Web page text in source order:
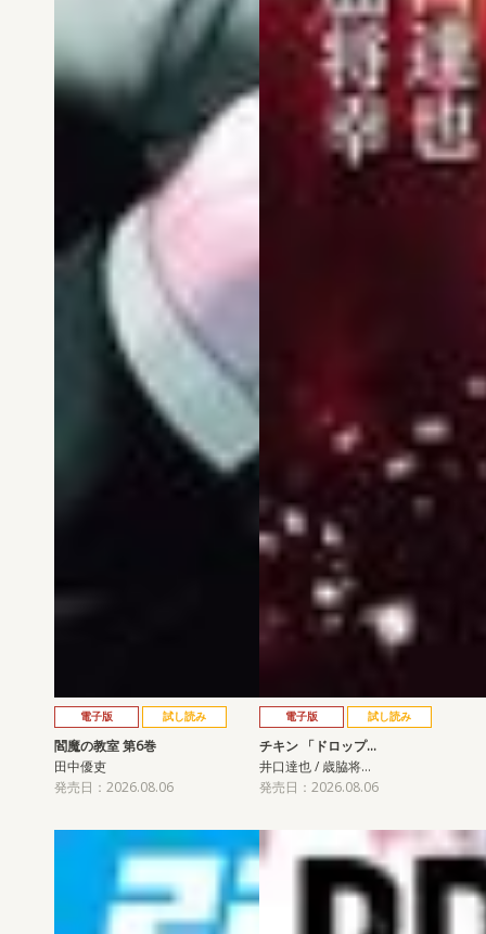
電子版 試し読み
閻魔の教室 第6巻
田中優吏
発売日：2026.08.06
電子版 試し読み
チキン 「ドロップ…
井口達也 / 歳脇将…
発売日：2026.08.06